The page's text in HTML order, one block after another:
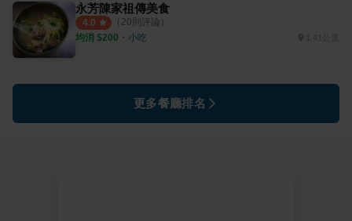
永芳陳家祖傳美食
4.0 （ 20則評論）
均消 $200 ・ 小吃 1.41公里
更多餐廳排名